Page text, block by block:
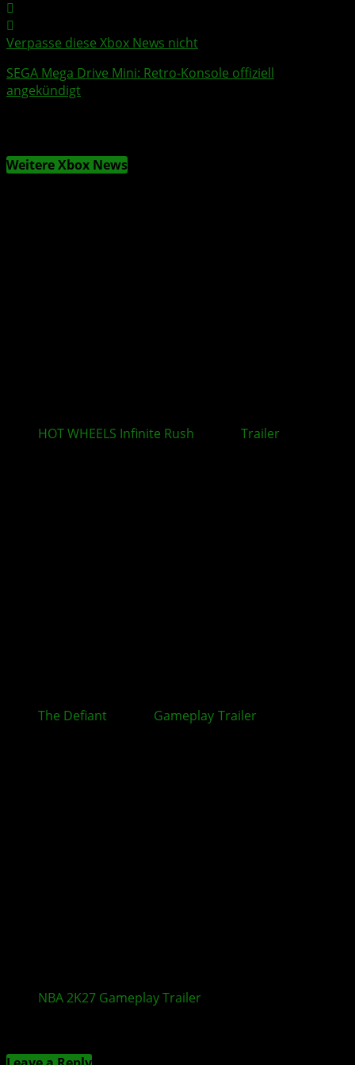
Verpasse diese Xbox News nicht
SEGA Mega Drive Mini: Retro-Konsole offiziell
angekündigt
Weitere Xbox News
HOT WHEELS Infinite Rush Trailer
The Defiant Gameplay Trailer
NBA 2K27 GameplayTrailer